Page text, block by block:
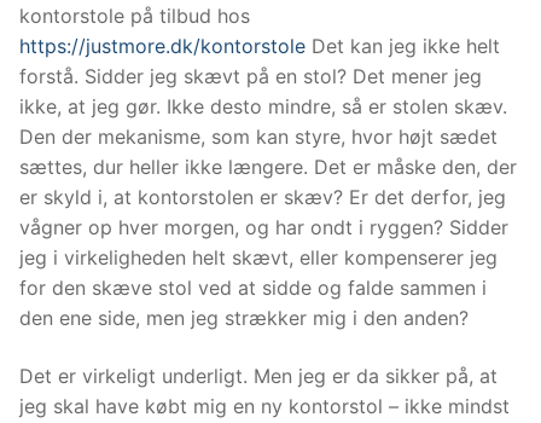
kontorstole på tilbud hos
https://justmore.dk/kontorstole Det kan jeg ikke helt
forstå. Sidder jeg skævt på en stol? Det mener jeg
ikke, at jeg gør. Ikke desto mindre, så er stolen skæv.
Den der mekanisme, som kan styre, hvor højt sædet
sættes, dur heller ikke længere. Det er måske den, der
er skyld i, at kontorstolen er skæv? Er det derfor, jeg
vågner op hver morgen, og har ondt i ryggen? Sidder
jeg i virkeligheden helt skævt, eller kompenserer jeg
for den skæve stol ved at sidde og falde sammen i
den ene side, men jeg strækker mig i den anden?
Det er virkeligt underligt. Men jeg er da sikker på, at
jeg skal have købt mig en ny kontorstol – ikke mindst